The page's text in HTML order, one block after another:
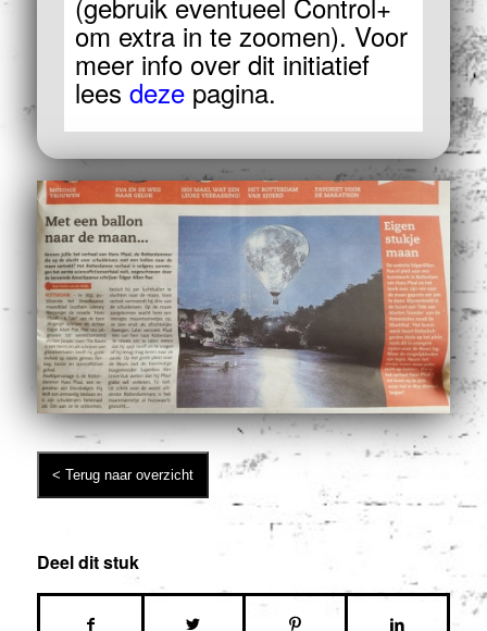
om extra in te zoomen). Voor
meer info over dit initiatief
lees dezepagina.
Deel dit stuk